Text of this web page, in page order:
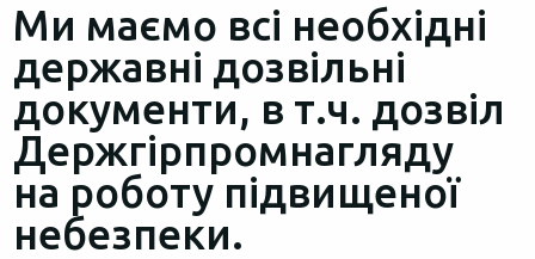
Ми маємо всі необхідні
державні дозвільні
документи, в т.ч. дозвіл
Держгірпромнагляду
на роботу підвищеної
небезпеки.‍‍